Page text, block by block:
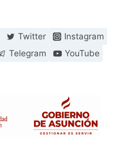
Twitter
Instagram
Telegram YouTube